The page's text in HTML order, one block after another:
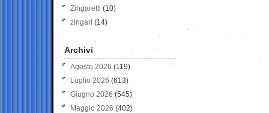
Zingaretti (10)
zingari (14)
Archivi
Agosto 2026 (119)
Luglio 2026 (613)
Giugno 2026 (545)
Maggio 2026 (402)